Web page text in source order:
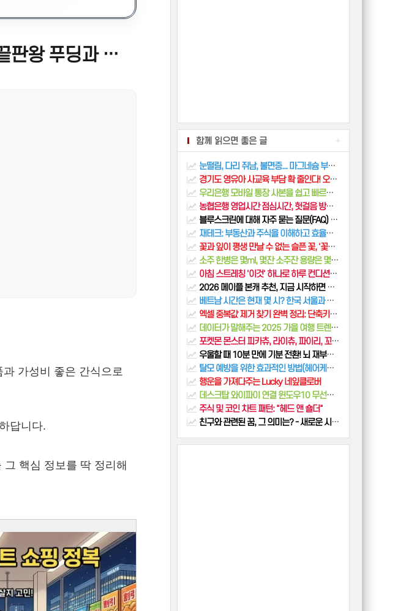
후쿠오카 로피아 마트 쇼핑 리스트 가성비 끝판왕 푸딩과 추천 간식 총정리
가성비 좋은 간식으로
답니다.
핵심 정보를 딱 정리해
+
함께 읽으면 좋은 글
눈떨림, 다리 쥐남, 불면증... 마그네슘 부족 신호와 효능 5가지 (내게 맞는 종류 고르는 법)
경기도 영유아 사교육 부담 확 줄인다! 오늘부터 시행되는 경감 대책 총정리
우리은행 모바일 통장 사본을 쉽고 빠르게 발급받는 방법
농협은행 영업시간 점심시간, 헛걸음 방지 완벽 가이드
블루스크린에 대해 자주 묻는 질문(FAQ) 리스트 총정리
재테크: 부동산과 주식을 이해하고 효율적으로 투자하는 방법
꽃과 잎이 평생 만날 수 없는 슬픈 꽃, '꽃무릇'의 모든 것 (꽃말과 사찰에 피는 이유)
소주 한병은 몇ml, 몇잔 소주잔 용량은 몇ml 계량 생활 꿀팁
아침 스트레칭 '이것' 하나로 하루 컨디션이 달라집니다 (5분 완성, 침대에서 하는 초간단 루틴)
2026 메이플 본캐 추천, 지금 시작하면 딱 좋은 직업
베트남 시간은 현재 몇 시? 한국 서울과 얼마나 차이날까
엑셀 중복값 제거 찾기 완벽 정리: 단축키부터 UNIQUE 함수까지
데이터가 말해주는 2025 가을 여행 트렌드! (광고에 없는 진짜 정보)
포켓몬 몬스터 피카츄, 라이츄, 파이리, 꼬부기 분석. 어린 시절 추억을 깨우는 4대 천왕!
우울할 때 10분 만에 기분 전환! 뇌 재부팅 심리학 트릭 3가지
탈모 예방을 위한 효과적인 방법(헤어케어, 두피마사지)
행운을 가져다주는 Lucky 네잎클로버
데스크탑 와이파이 연결 윈도우10 무선랜카드 설치법
주식 및 코인 차트 패턴: "헤드 앤 숄더"
친구와 관련된 꿈, 그 의미는? - 새로운 시작의 의미